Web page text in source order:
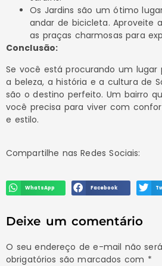
Os Jardins são um ótimo
andar de bicicleta. Aproveite
as praças charmosas para
Conclusão:
Se você está procurando um
a beleza, a história e a cultura de
são o destino perfeito. Um bairro
você precisa para viver com
e estilo.
Compartilhe nas Redes Sociais:
WhatsApp Facebook
Deixe um comentário
O seu endereço de e-mail não
obrigatórios são marcados com *